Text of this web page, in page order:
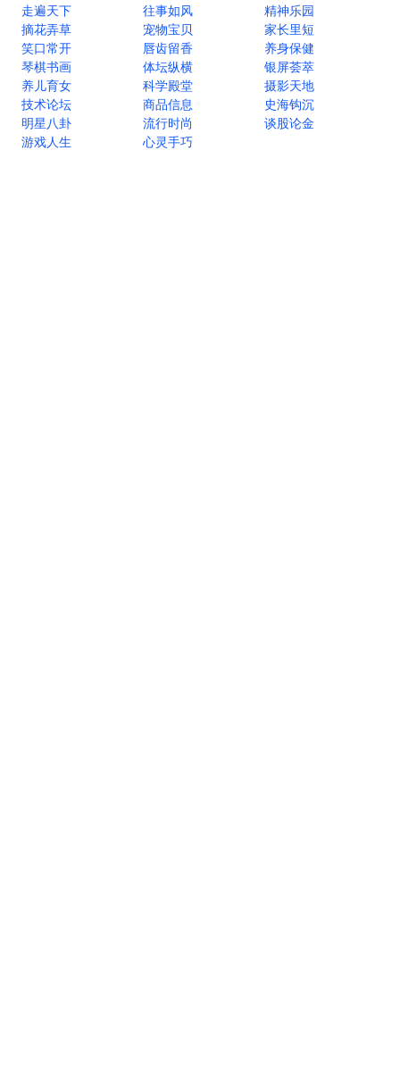
走遍天下
往事如风
精神乐园
摘花弄草
宠物宝贝
家长里短
笑口常开
唇齿留香
养身保健
琴棋书画
体坛纵横
银屏荟萃
养儿育女
科学殿堂
摄影天地
技术论坛
商品信息
史海钩沉
明星八卦
流行时尚
谈股论金
游戏人生
心灵手巧